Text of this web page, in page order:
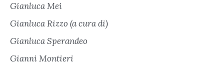
Gianluca Mei
Gianluca Rizzo (a cura di)
Gianluca Sperandeo
Gianni Montieri